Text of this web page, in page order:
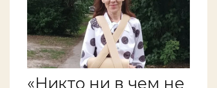
«Никто ни в чем не